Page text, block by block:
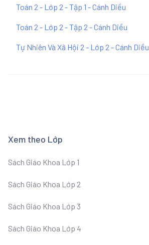
Toán 2 - Lớp 2 - Tập 1 - Cánh Diều
Toán 2 - Lớp 2 - Tập 2 - Cánh Diều
Tự Nhiên Và Xã Hội 2 - Lớp 2 - Cánh Diều
Xem theo Lớp
Sách Giáo Khoa Lớp 1
Sách Giáo Khoa Lớp 2
Sách Giáo Khoa Lớp 3
Sách Giáo Khoa Lớp 4